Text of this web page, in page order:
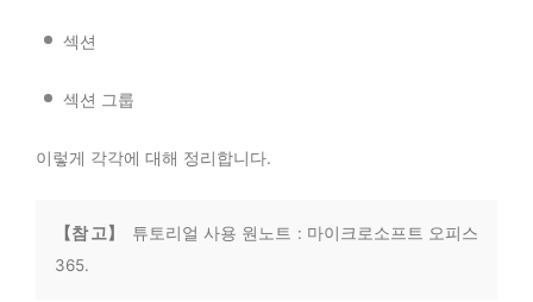
섹션
섹션 그룹
이렇게 각각에 대해 정리합니다.
【참 고】
튜토리얼 사용 원노트 : 마이크로소프트 오피스
365.